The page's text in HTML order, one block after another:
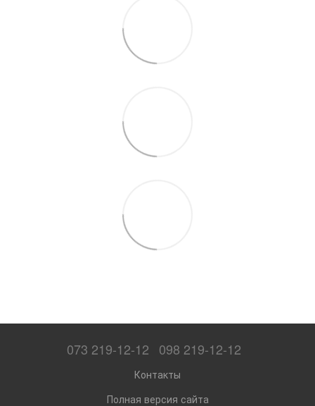
073 219-12-12 098 219-12-12
Контакты
Полная версия сайта